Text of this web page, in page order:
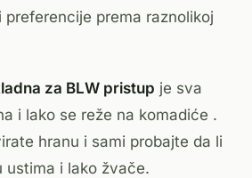
preferencije prema raznolikoj
za BLW pristup je sva
i lako se reže na komadiće .
hranu i sami probajte da li
ustima i lako žvače.